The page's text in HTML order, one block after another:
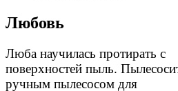
Любовь
Люба научилась протирать с
поверхностей пыль.
ручным пылесосом для